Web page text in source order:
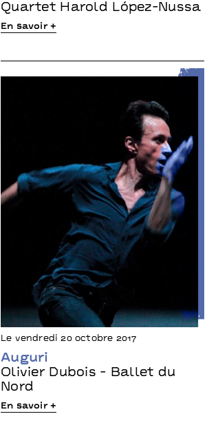
Quartet Harold López-Nussa
En savoir +
Le vendredi 20 octobre 2017
Auguri
Olivier Dubois - Ballet du
Nord
En savoir +